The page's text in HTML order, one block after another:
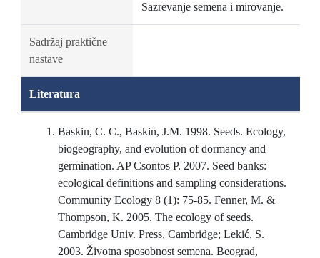
Sazrevanje semena i mirovanje.
Sadržaj praktične
nastave
Literatura
Baskin, C. C., Baskin, J.M. 1998. Seeds. Ecology,
biogeography, and evolution of dormancy and
germination. AP Csontos P. 2007. Seed banks:
ecological definitions and sampling considerations.
Community Ecology 8 (1): 75-85. Fenner, M. &
Thompson, K. 2005. The ecology of seeds.
Cambridge Univ. Press, Cambridge; Lekić, S.
2003. Životna sposobnost semena. Beograd,